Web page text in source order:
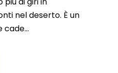
nel deserto. È un
cade...